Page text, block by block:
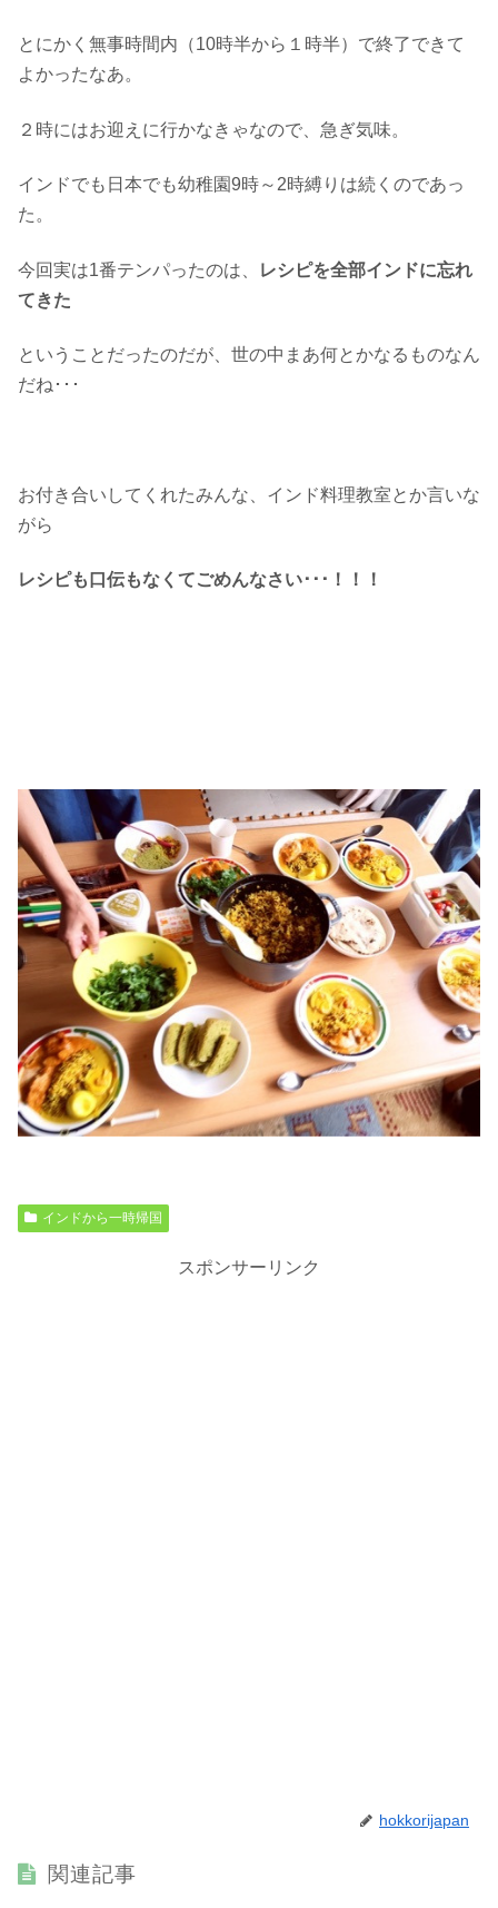
とにかく無事時間内（10時半から１時半）で終了できて
よかったなあ。
２時にはお迎えに行かなきゃなので、急ぎ気味。
インドでも日本でも幼稚園9時～2時縛りは続くのであっ
た。
今回実は1番テンパったのは、
レシピを全部インドに忘れ
てきた
ということだったのだが、世の中まあ何とかなるものなん
だね･･･
お付き合いしてくれたみんな、インド料理教室とか言いな
がら
レシピも口伝もなくてごめんなさい･･･！！！
インドから一時帰国
スポンサーリンク
hokkorijapan
関連記事